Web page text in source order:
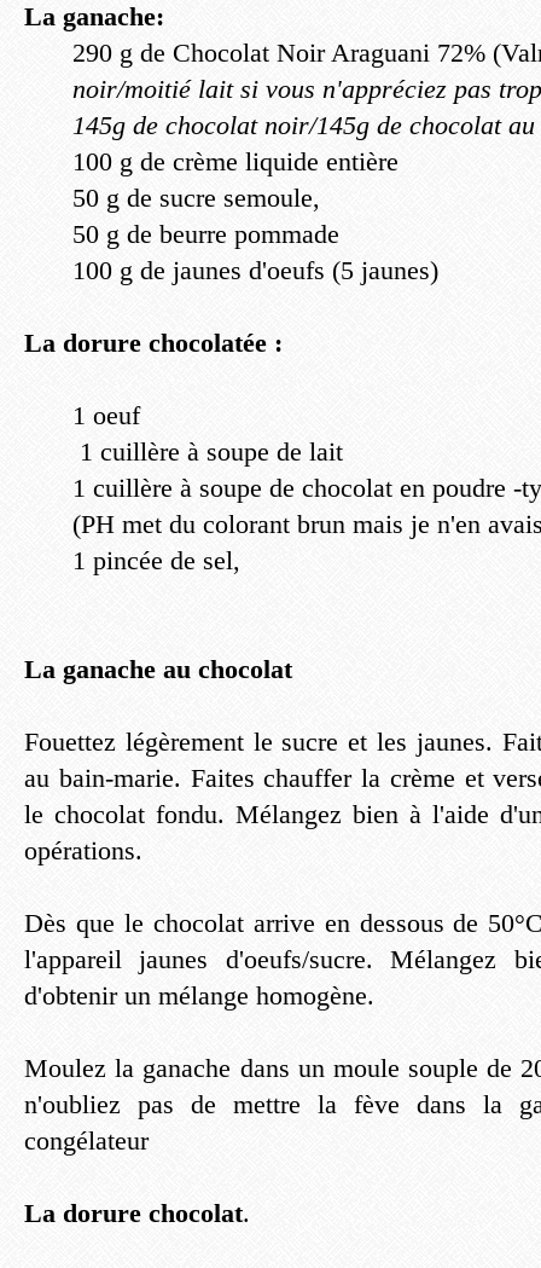
La ganache:
290 g de Chocolat Noir Araguani 72%
noir/moitié lait si vous n'appréciez pas
145g de chocolat noir/145g de chocolat
100 g de crème liquide entière
50 g de sucre semoule,
50 g de beurre pommade
100 g de jaunes d'oeufs (5 jaunes)
La dorure chocolatée :
1 oeuf
1 cuillère à soupe de lait
1 cuillère à soupe de chocolat en poudre -
(PH met du colorant brun mais je n'en
1 pincée de sel,
La ganache au chocolat
Fouettez légèrement le sucre et les jaunes.
au bain-marie. Faites chauffer la crème et
le chocolat fondu. Mélangez bien à l'aide
opérations.
Dès que le chocolat arrive en dessous de
l'appareil jaunes d'oeufs/sucre. Mélangez
d'obtenir un mélange homogène.
Moulez la ganache dans un moule souple de
n'oubliez pas de mettre la fève dans la
congélateur
La dorure chocolat.